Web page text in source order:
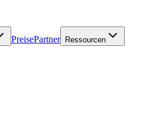
PreisePartner Ressourcen